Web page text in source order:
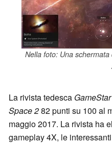
Nella foto: Una
La rivista tedesca GameStar
Space 282 punti su 100 al
maggio 2017. La rivista ha
gameplay 4X, le